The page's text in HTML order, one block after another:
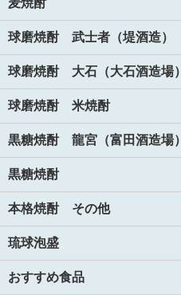
麦焼酎
球磨焼酎 武士者（堤酒造）
球磨焼酎 大石（大石酒造場）
球磨焼酎 米焼酎
黒糖焼酎 龍宮（富田酒造場）
黒糖焼酎
本格焼酎 その他
琉球泡盛
おすすめ食品